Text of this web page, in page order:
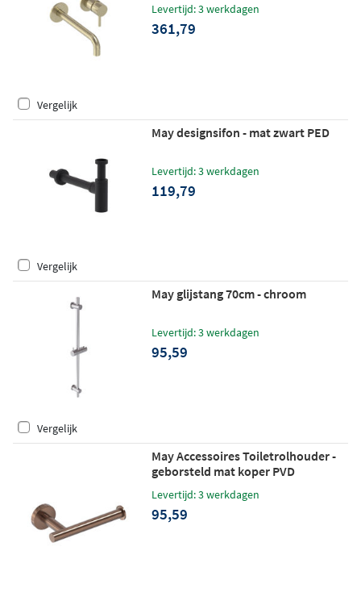
Levertijd: 3 werkdagen
361,79
Vergelijk
May designsifon - mat zwart PED
Levertijd: 3 werkdagen
119,79
Vergelijk
May glijstang 70cm - chroom
Levertijd: 3 werkdagen
95,59
Vergelijk
May Accessoires Toiletrolhouder -
geborsteld mat koper PVD
Levertijd: 3 werkdagen
95,59